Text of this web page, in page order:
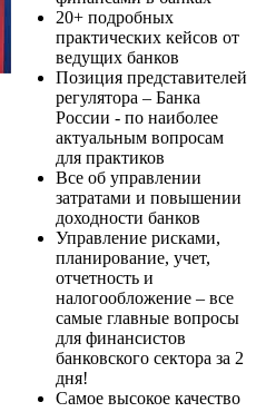
20+ подробных
практических кейсов от
ведущих банков
Позиция представителей
регулятора – Банка
России - по наиболее
актуальным вопросам
для практиков
Все об управлении
затратами и повышении
доходности банков
Управление рисками,
планирование, учет,
отчетность и
налогообложение – все
самые главные вопросы
для финансистов
банковского сектора за 2
дня!
Самое высокое качество